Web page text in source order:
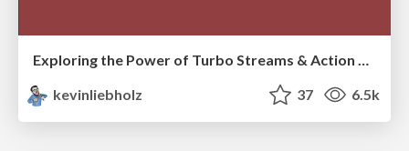
Exploring the Power of Turbo Streams & Action Cable | RailsConf2023
kevinliebholz
37 6.5k